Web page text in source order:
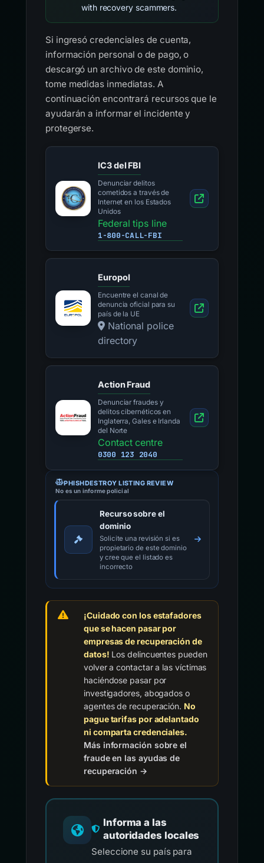
with recovery scammers.
Si ingresó credenciales de cuenta,
información personal o de pago, o
descargó un archivo de este dominio,
tome medidas inmediatas. A
continuación encontrará recursos que le
ayudarán a informar el incidente y
protegerse.
IC3 del FBI
Denunciar delitos
cometidos a través de
Internet en los Estados
Unidos
Federal tips line
1-800-CALL-FBI
Europol
Encuentre el canal de
denuncia oficial para su
país de la UE
National police
directory
Action Fraud
Denunciar fraudes y
delitos cibernéticos en
Inglaterra, Gales e Irlanda
del Norte
Contact centre
0300 123 2040
PHISHDESTROY LISTING REVIEW
No es un informe policial
Recurso sobre el
dominio
Solicite una revisión si es
propietario de este dominio
y cree que el listado es
incorrecto
¡Cuidado con los estafadores
que se hacen pasar por
empresas de recuperación de
datos! Los delincuentes pueden
volver a contactar a las víctimas
haciéndose pasar por
investigadores, abogados o
agentes de recuperación. No
pague tarifas por adelantado
ni comparta credenciales.
Más información sobre el
fraude en las ayudas de
recuperación →
Informa a las
autoridades locales
Seleccione su país para